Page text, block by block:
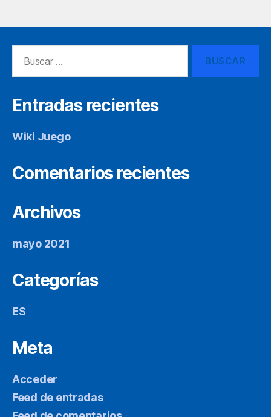
Entradas recientes
Wiki Juego
Comentarios recientes
Archivos
mayo 2021
Categorías
ES
Meta
Acceder
Feed de entradas